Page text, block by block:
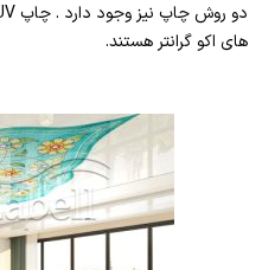
های اکو گرانتر هستند.